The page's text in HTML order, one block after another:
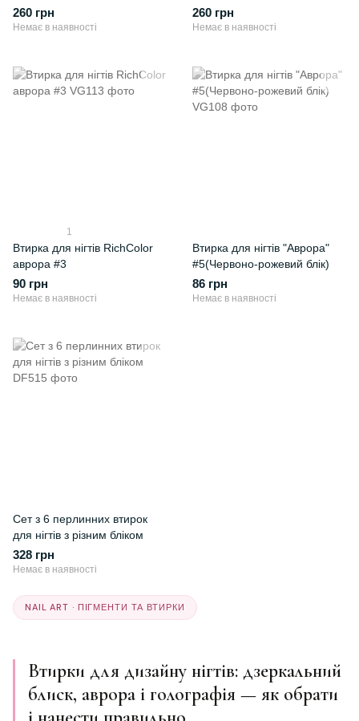
260 грн
Немає в наявності
260 грн
Немає в наявності
1
Втирка для нігтів RichColor
аврора #3
90 грн
Немає в наявності
Втирка для нігтів "Аврора"
#5(Червоно-рожевий блік)
86 грн
Немає в наявності
Сет з 6 перлинних втирок
для нігтів з різним бліком
328 грн
Немає в наявності
NAIL ART · ПІГМЕНТИ ТА ВТИРКИ
Втирки для дизайну нігтів: дзеркальний
блиск, аврора і голографія — як обрати